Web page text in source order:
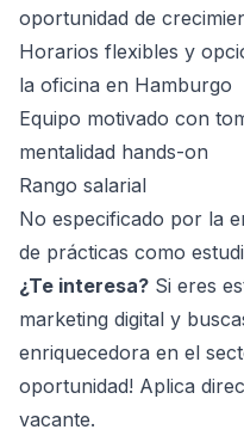
oportunidad de
Horarios flexibles y
la oficina en Hamburgo
Equipo motivado con
mentalidad hands-on
Rango salarial
No especificado por la
de prácticas como
¿Te interesa? Si eres
marketing digital y
enriquecedora en el
oportunidad! Aplica
vacante.